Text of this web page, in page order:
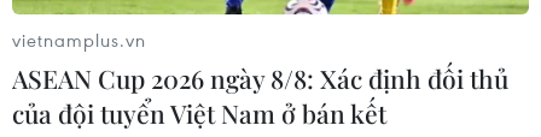
Triều Tiên
vietnamplus.vn
ASEAN Cup 2026 ngày 8/8: Xác định đối thủ
của đội tuyển Việt Nam ở bán kết